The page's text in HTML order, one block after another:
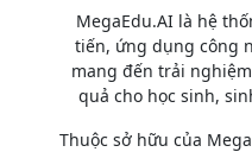
MegaEdu.AI là hệ
tiến, ứng dụng công
mang đến trải
quả cho học sinh,
Thuộc sở hữu của